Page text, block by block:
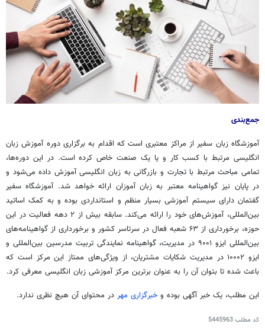
جمع‌بندی
آموزشگاه زبان سفیر از مراکز معتبری است که اقدام به برگزاری دوره آموزش زبان
انگلیسی مرتبط با کسب کار و یا یک صنعت خاص کرده است. در این دوره‌ها،
تمامی مباحث مرتبط با تجارت و بازرگانی به زبان انگلیسی آموزش داده می‌شود و
در پایان نیز گواهینامه معتبر به زبان آموزان ارائه خواهد شد. آموزشگاه سفیر
گفتمان دارای سیستم آموزشی بسیار منظم و استانداردی بوده و به کمک اساتید
بین‌المللی، آموزش‌های خود را ارائه می‌کند. سابقه بیش از ۲ دهه فعالیت در این
حوزه، برخورداری از ۶۳ شعبه فعال در سرتاسر کشور و برخورداری از گواهینامه‌های
بین‌المللی ایزو ۹۰۰۱ در مدیریت، گواهینامه نمایندگی تربیت مدرسین بین‌المللی و
ایزو ۱۰۰۰۲ در مدیریت شکایات مشتریان، از ویژگی‌های ممتاز این مرکز است که
باعث شده تا بتوان آن را به عنوان برترین مرکز آموزشی زبان انگلیسی معرفی کرد.
این مطلب، یک خبر آگهی بوده و خبرگزاری مهر در محتوای آن هیچ نظری ندارد.
کد مطلب5445963